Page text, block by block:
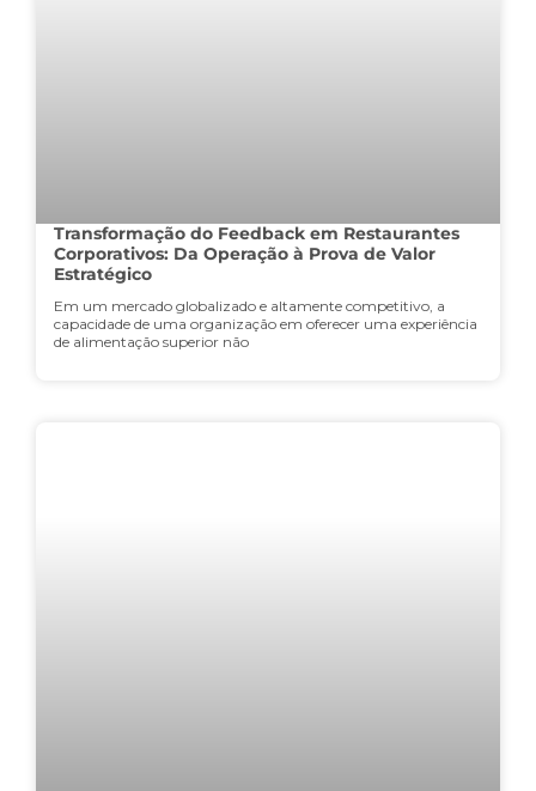
Transformação do Feedback em Restaurantes
Corporativos: Da Operação à Prova de Valor
Estratégico
Em um mercado globalizado e altamente competitivo, a
capacidade de uma organização em oferecer uma experiência
de alimentação superior não